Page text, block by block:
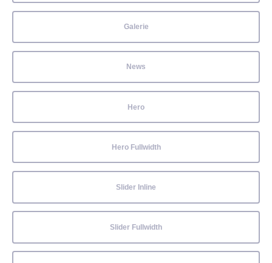
Galerie
News
Hero
Hero Fullwidth
Slider Inline
Slider Fullwidth